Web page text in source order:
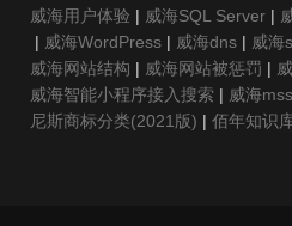
威海用户体验 | 威海SQL Server |
| 威海WordPress | 威海dns | 威海
威海网站结构 | 威海网站被惩罚 |
威海智能小程序接入搜索 | 威海
尼斯商标分类(2021版) | 佰年知识